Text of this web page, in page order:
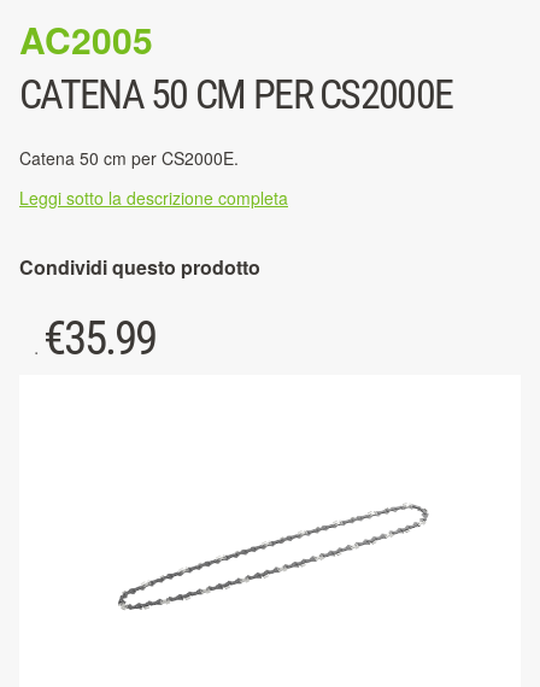
AC2005
CATENA 50 CM PER CS2000E
Catena 50 cm per CS2000E.
Leggi sotto la descrizione completa
Condividi questo prodotto
. €35.99